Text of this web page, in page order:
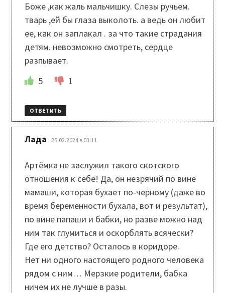
Боже ,как жаль мальчишку. Слезы ручьем.
тварь ,ей бы глаза выколоть. а ведь он любит
ее, как он заплакал . за что такие страдания
детям. невозможно смотреть, сердце
разпывает.
5
1
ОТВЕТИТЬ
Лада 25.02.2024 в 03:11
Артёмка не заслужил такого скотского
отношения к себе! Да, он незрячий по вине
мамаши, которая бухает по-черному (даже во
время беременности бухала, вот и результат),
по вине папаши и бабки, но разве можно над
ним так глумиться и оскорблять всячески?
Где его детство? Осталось в коридоре.
Нет ни одного настоящего родного человека
рядом с ним… Мерзкие родители, бабка
ничем их не лучше в разы.